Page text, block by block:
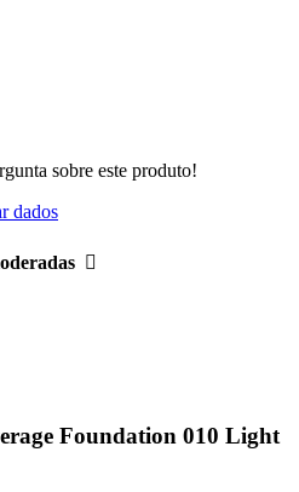
sobre este produto!
dados

Foundation 010 Light